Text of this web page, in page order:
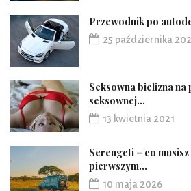
Przewodnik po
25 października
Seksowna bielizna
seksownej...
13 kwietnia 2021
Serengeti – co
pierwszym...
10 maja 2026